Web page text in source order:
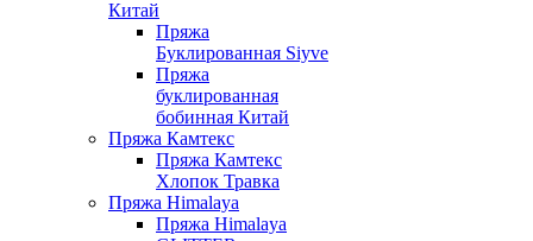
Китай
Пряжа
Буклированная Siyve
Пряжа
буклированная
бобинная Китай
Пряжа Камтекс
Пряжа Камтекс
Хлопок Травка
Пряжа Himalaya
Пряжа Himalaya